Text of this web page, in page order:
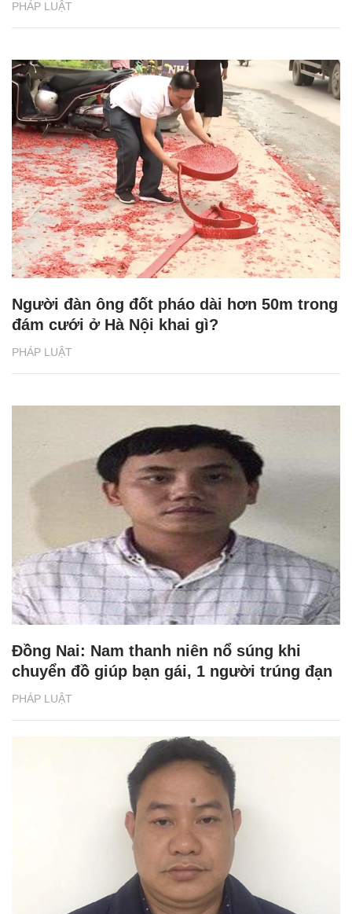
PHÁP LUẬT
PHÁP LUẬT
Người đàn ông đốt pháo dài hơn 50m trong
đám cưới ở Hà Nội khai gì?
PHÁP LUẬT
Đồng Nai: Nam thanh niên nổ súng khi
chuyển đồ giúp bạn gái, 1 người trúng đạn